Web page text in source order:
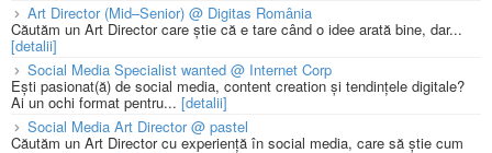
Art Director (Mid–Senior) @ Digitas România
Căutăm un Art Director care știe că e tare când o idee arată bine, dar...
[detalii]
Social Media Specialist wanted @ Internet Corp
Ești pasionat(ă) de social media, content creation și tendințele digitale?
Ai un ochi format pentru... [detalii]
Social Media Art Director @ pastel
Căutăm un Art Director cu experiență în social media, care să știe cum